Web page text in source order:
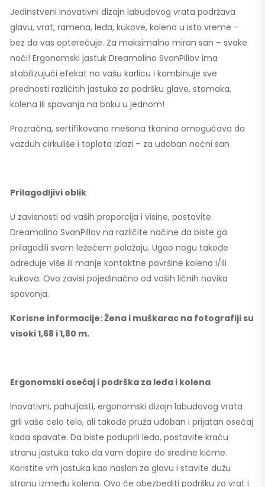
Jedinstveni inovativni dizajn labudovog vrata podržava
glavu, vrat, ramena, leđa, kukove, kolena u isto vreme –
bez da vas opterećuje. Za maksimalno miran san – svake
noći! Ergonomski jastuk Dreamolino SvanPillov ima
stabilizujući efekat na vašu karlicu i kombinuje sve
prednosti različitih jastuka za podršku glave, stomaka,
kolena ili spavanja na boku u jednom!
Prozračna, sertifikovana mešana tkanina omogućava da
vazduh cirkuliše i toplota izlazi – za udoban noćni san
Prilagodljivi oblik
U zavisnosti od vaših proporcija i visine, postavite
Dreamolino SvanPillov na različite načine da biste ga
prilagodili svom ležećem položaju. Ugao nogu takođe
određuje više ili manje kontaktne površine kolena i/ili
kukova. Ovo zavisi pojedinačno od vaših ličnih navika
spavanja.
Korisne informacije: Žena i muškarac na fotografiji su
visoki 1,68 i 1,80 m.
Ergonomski osećaj i podrška za leđa i kolena
Inovativni, pahuljasti, ergonomski dizajn labudovog vrata
grli vaše celo telo, ali takođe pruža udoban i prijatan osećaj
kada spavate. Da biste poduprli leđa, postavite kraću
stranu jastuka tako da vam dopire do sredine kičme.
Koristite vrh jastuka kao naslon za glavu i stavite dužu
stranu između kolena. Ovo će obezbediti podršku za vrat i